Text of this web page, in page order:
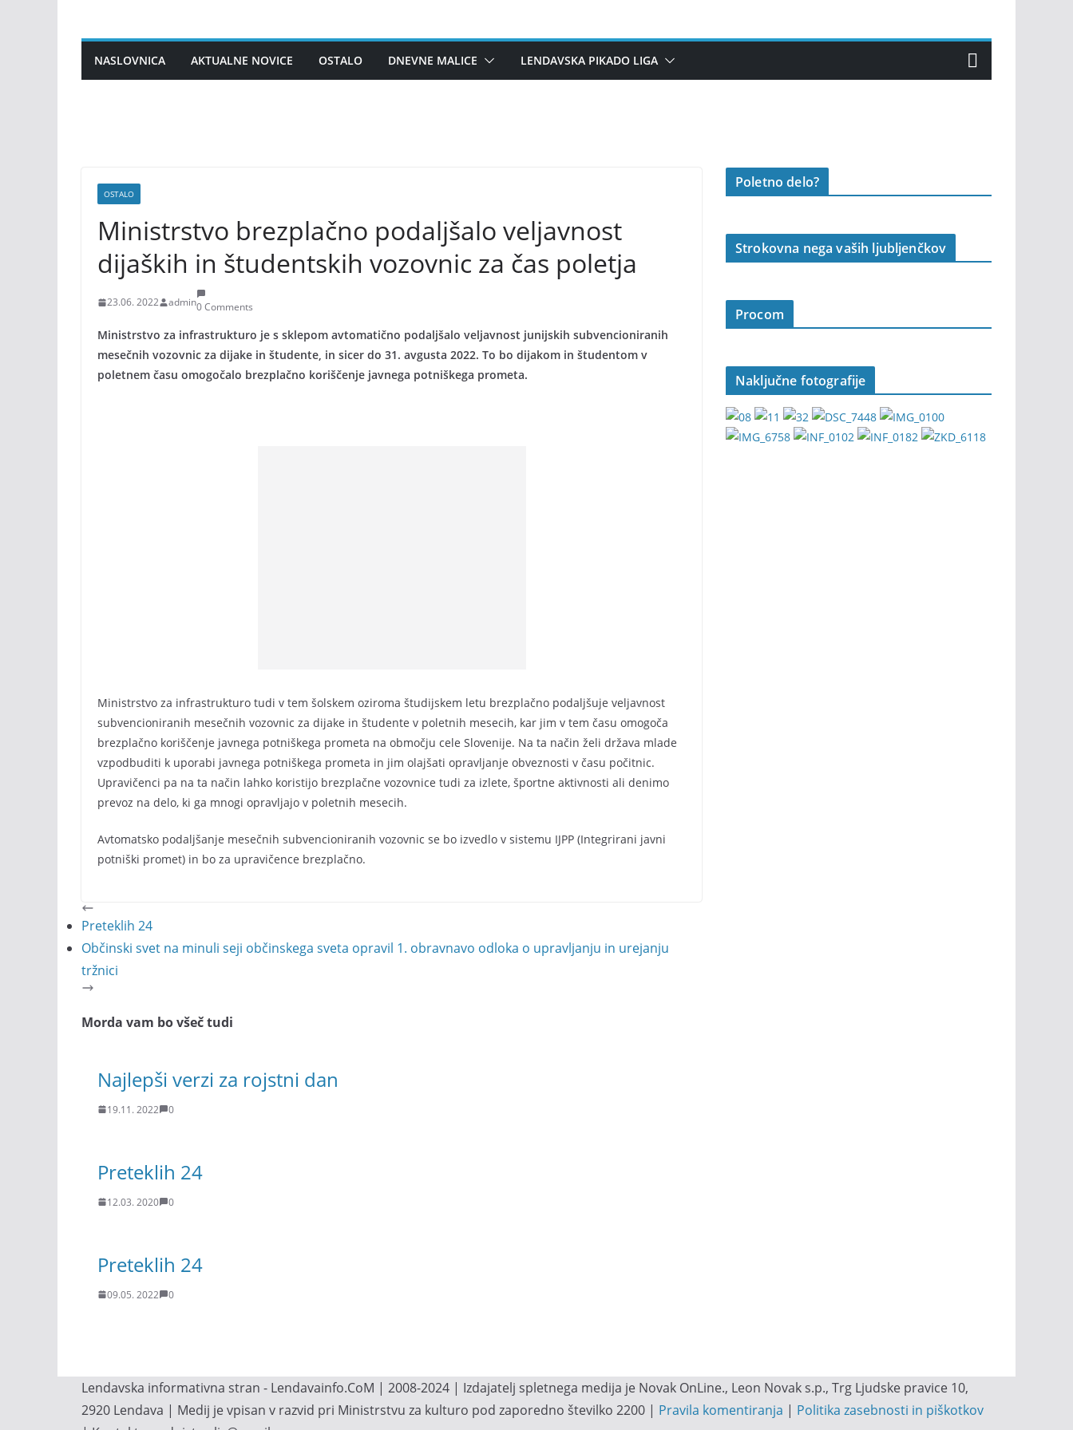
contentNASLOVNICA AKTUALNE NOVICE OSTALO DNEVNE MALICE LENDAVSKA PIKADO LIGA
OSTALO
Ministrstvo brezplačno podaljšalo veljavnost
dijaških in študentskih vozovnic za čas poletja
23.06. 2022 admin0 Comments
Ministrstvo za infrastrukturo je s sklepom avtomatično podaljšalo veljavnost junijskih subvencioniranih
mesečnih vozovnic za dijake in študente, in sicer do 31. avgusta 2022. To bo dijakom in študentom v
poletnem času omogočalo brezplačno koriščenje javnega potniškega prometa.
Ministrstvo za infrastrukturo tudi v tem šolskem oziroma študijskem letu brezplačno podaljšuje veljavnost
subvencioniranih mesečnih vozovnic za dijake in študente v poletnih mesecih, kar jim v tem času omogoča
brezplačno koriščenje javnega potniškega prometa na območju cele Slovenije. Na ta način želi država mlade
vzpodbuditi k uporabi javnega potniškega prometa in jim olajšati opravljanje obveznosti v času počitnic.
Upravičenci pa na ta način lahko koristijo brezplačne vozovnice tudi za izlete, športne aktivnosti ali denimo
prevoz na delo, ki ga mnogi opravljajo v poletnih mesecih.
Avtomatsko podaljšanje mesečnih subvencioniranih vozovnic se bo izvedlo v sistemu IJPP (Integrirani javni
potniški promet) in bo za upravičence brezplačno.
Preteklih 24
Občinski svet na minuli seji občinskega sveta opravil 1. obravnavo odloka o upravljanju in urejanju
tržnici
Morda vam bo všeč tudi
Najlepši verzi za rojstni dan
19.11. 2022 0
Preteklih 24
12.03. 2020 0
Preteklih 24
09.05. 2022 0
Poletno delo?
Strokovna nega vaših ljubljenčkov
Procom
Naključne fotografije
Lendavska informativna stran - Lendavainfo.CoM | 2008-2024 | Izdajatelj spletnega medija je Novak OnLine., Leon Novak s.p., Trg Ljudske pravice 10,
2920 Lendava | Medij je vpisan v razvid pri Ministrstvu za kulturo pod zaporedno številko 2200 | Pravila komentiranja | Politika zasebnosti in piškotkov